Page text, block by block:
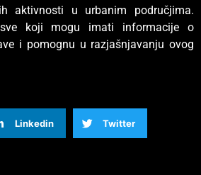
aktivnosti u urbanim područjima.
koji mogu imati informacije o
i pomognu u razjašnjavanju ovog
Linkedin Twitter